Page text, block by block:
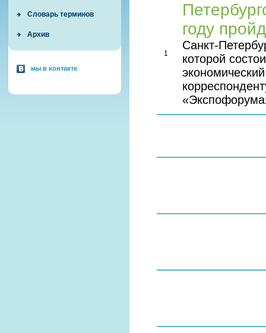
Словарь терминов
Архив
мы в контакте
1
году
Санкт-
которой